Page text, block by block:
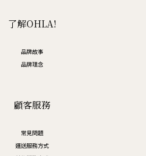
了解OHLA!
品牌故事
品牌理念
顧客服務
常見問題
運送服務方式